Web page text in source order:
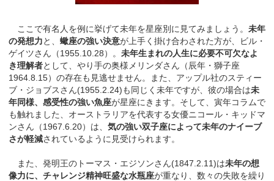
ここで有名人を例に挙げて未年を星座別に見てみましょう。 未年
の発想力と、 蠍座の強い決意が上手く掛け合わされた方が、ビル・
ゲイツさん（1955.10.28）。 未年生まれの人生に必要不可欠なよ
き理解者として、やり手の奥様メリンダさん（辰年・獅子座
1964.8.15）の存在も見逃せません。また、アップル社のスティー
ブ・ジョブスさん(1955.2.24)も同じく未年ですが、彼の場合は未
年同様、感受性の強い魚座が星座にきます。そして、寅年コラムで
も触れました、オーストラリアを代表する女優ニコール・キッドマ
ンさん（1967.6.20）は、 気の強い双子座によって未年のナイーブ
さが軽減されているように見受けられます。
また、発明王のトーマス・エジソンさん(1847.2.11)は未年の想
像力に、チャレンジ精神旺盛な水瓶座が重なり、数々の失敗を繰り